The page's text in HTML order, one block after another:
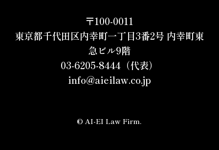
〒100-0011
東京都千代田区内幸町一丁目3番2号 内幸町東
急ビル9階
03-6205-8444（代表）
info@aieilaw.co.jp
© AI-EI Law Firm.